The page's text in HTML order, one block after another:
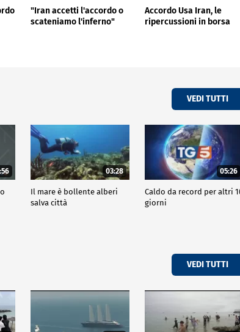
"Iran accetti l'accordo o
scateniamo l'inferno"
Accordo Usa Iran, le
ripercussioni in borsa
VEDI TUTTI
03:28
Il mare è bollente alberi
salva città
05:26
Caldo da record per altri
giorni
VEDI TUTTI